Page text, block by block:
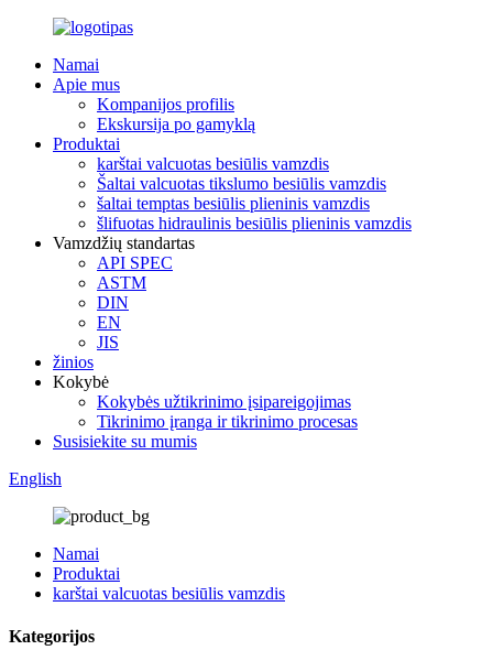
Namai
Apie mus
Kompanijos profilis
Ekskursija po gamyklą
Produktai
karštai valcuotas besiūlis vamzdis
Šaltai valcuotas tikslumo besiūlis vamzdis
šaltai temptas besiūlis plieninis vamzdis
šlifuotas hidraulinis besiūlis plieninis vamzdis
Vamzdžių standartas
API SPEC
ASTM
DIN
EN
JIS
žinios
Kokybė
Kokybės užtikrinimo įsipareigojimas
Tikrinimo įranga ir tikrinimo procesas
Susisiekite su mumis
English
Namai
Produktai
karštai valcuotas besiūlis vamzdis
Kategorijos